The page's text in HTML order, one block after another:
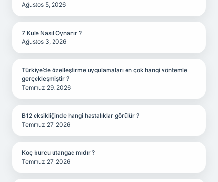
Ağustos 5, 2026
7 Kule Nasıl Oynanır ?
Ağustos 3, 2026
Türkiye’de özelleştirme uygulamaları en çok hangi yöntemle
gerçekleşmiştir ?
Temmuz 29, 2026
B12 eksikliğinde hangi hastalıklar görülür ?
Temmuz 27, 2026
Koç burcu utangaç mıdır ?
Temmuz 27, 2026